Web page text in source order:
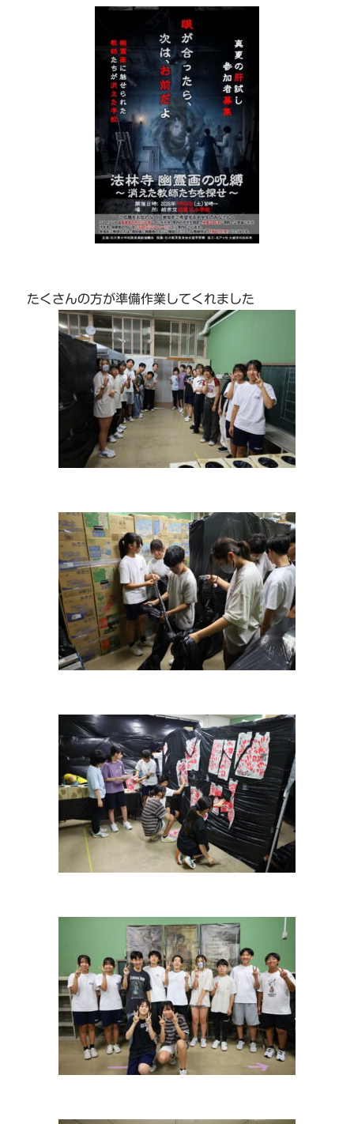
たくさんの方が準備作業してくれました